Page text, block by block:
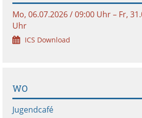
Mo, 06.07.2026 / 09:00 Uhr – Fr,
Uhr
ICS Download
WO
Jugendcafé